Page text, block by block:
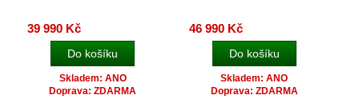
39 990 Kč
Skladem: ANO
Doprava: ZDARMA
46 990 Kč
Skladem: ANO
Doprava: ZDARMA